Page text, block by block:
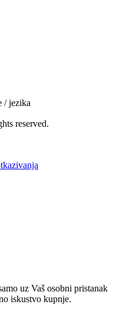
/ jezika
reserved.
uz Vaš osobni pristanak
iskustvo kupnje.